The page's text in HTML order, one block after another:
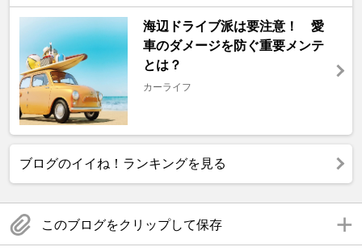
海辺ドライブ派は要注意！ 愛
車のダメージを防ぐ重要メンテ
とは？
カーライフ
ブログのイイね！ランキングを見る
このブログをクリップして保存